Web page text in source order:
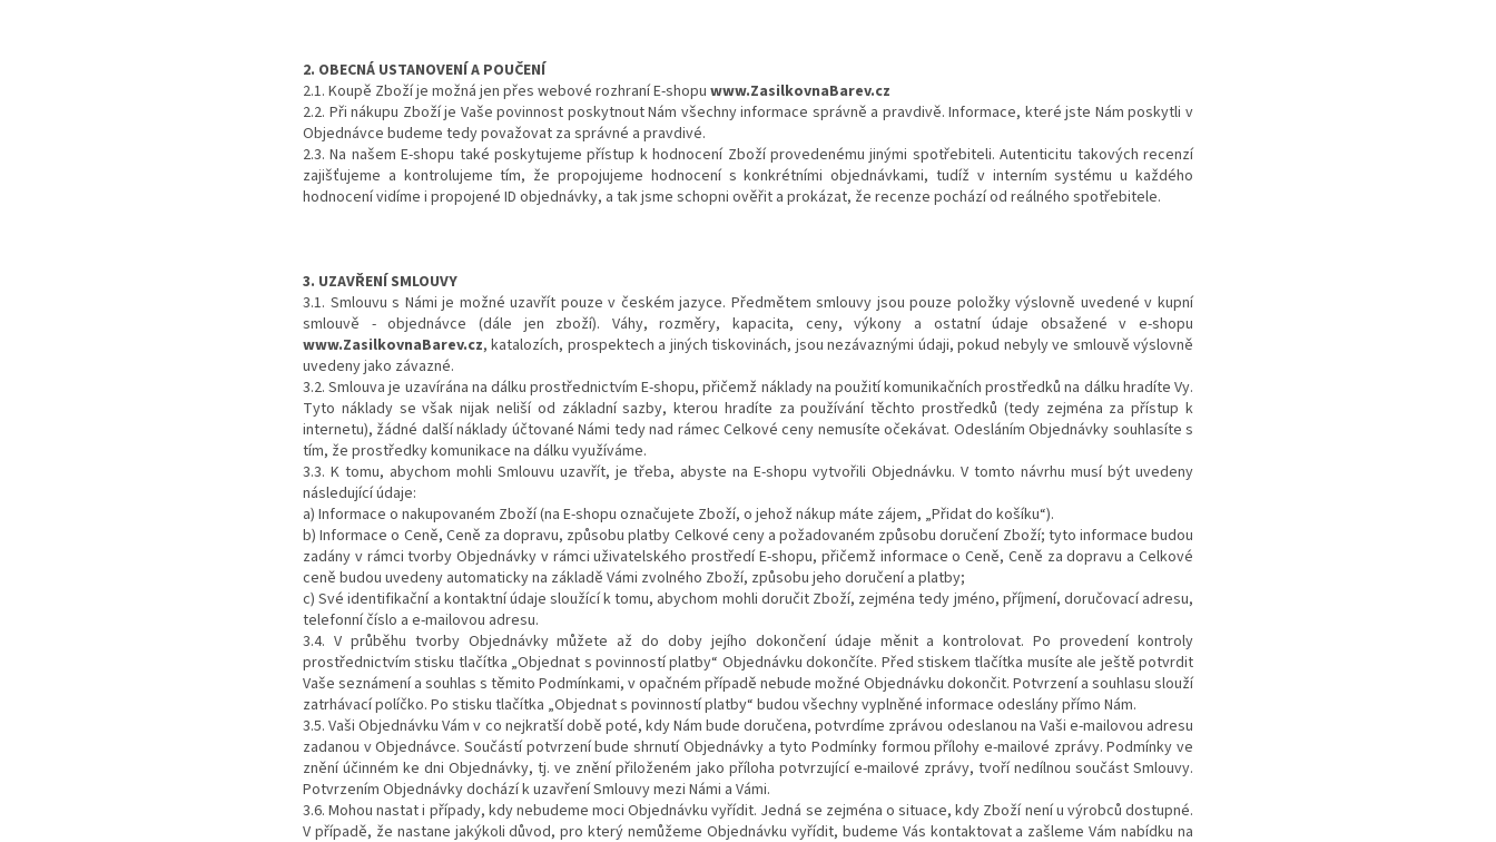
2. OBECNÁ USTANOVENÍ A POUČENÍ
2.1. Koupě Zboží je možná jen přes webové rozhraní E-shopu www.ZasilkovnaBarev.cz
2.2. Při nákupu Zboží je Vaše povinnost poskytnout Nám všechny informace správně a pravdivě. Informace, které jste Nám poskytli v
Objednávce budeme tedy považovat za správné a pravdivé.
2.3. Na našem E-shopu také poskytujeme přístup k hodnocení Zboží provedenému jinými spotřebiteli. Autenticitu takových recenzí
zajišťujeme a kontrolujeme tím, že propojujeme hodnocení s konkrétními objednávkami, tudíž v interním systému u každého
hodnocení vidíme i propojené ID objednávky, a tak jsme schopni ověřit a prokázat, že recenze pochází od reálného spotřebitele.
3. UZAVŘENÍ SMLOUVY
3.1. Smlouvu s Námi je možné uzavřít pouze v českém jazyce. Předmětem smlouvy jsou pouze položky výslovně uvedené v kupní
smlouvě - objednávce (dále jen zboží). Váhy, rozměry, kapacita, ceny, výkony a ostatní údaje obsažené v e-shopu
www.ZasilkovnaBarev.cz, katalozích, prospektech a jiných tiskovinách, jsou nezávaznými údaji, pokud nebyly ve smlouvě výslovně
uvedeny jako závazné.
3.2. Smlouva je uzavírána na dálku prostřednictvím E-shopu, přičemž náklady na použití komunikačních prostředků na dálku hradíte Vy.
Tyto náklady se však nijak neliší od základní sazby, kterou hradíte za používání těchto prostředků (tedy zejména za přístup k
internetu), žádné další náklady účtované Námi tedy nad rámec Celkové ceny nemusíte očekávat. Odesláním Objednávky souhlasíte s
tím, že prostředky komunikace na dálku využíváme.
3.3. K tomu, abychom mohli Smlouvu uzavřít, je třeba, abyste na E-shopu vytvořili Objednávku. V tomto návrhu musí být uvedeny
následující údaje:
a) Informace o nakupovaném Zboží (na E-shopu označujete Zboží, o jehož nákup máte zájem, „Přidat do košíku“).
b) Informace o Ceně, Ceně za dopravu, způsobu platby Celkové ceny a požadovaném způsobu doručení Zboží; tyto informace budou
zadány v rámci tvorby Objednávky v rámci uživatelského prostředí E-shopu, přičemž informace o Ceně, Ceně za dopravu a Celkové
ceně budou uvedeny automaticky na základě Vámi zvolného Zboží, způsobu jeho doručení a platby;
c) Své identifikační a kontaktní údaje sloužící k tomu, abychom mohli doručit Zboží, zejména tedy jméno, příjmení, doručovací adresu,
telefonní číslo a e-mailovou adresu.
3.4. V průběhu tvorby Objednávky můžete až do doby jejího dokončení údaje měnit a kontrolovat. Po provedení kontroly
prostřednictvím stisku tlačítka „Objednat s povinností platby“ Objednávku dokončíte. Před stiskem tlačítka musíte ale ještě potvrdit
Vaše seznámení a souhlas s těmito Podmínkami, v opačném případě nebude možné Objednávku dokončit. Potvrzení a souhlasu slouží
zatrhávací políčko. Po stisku tlačítka „Objednat s povinností platby“ budou všechny vyplněné informace odeslány přímo Nám.
3.5. Vaši Objednávku Vám v co nejkratší době poté, kdy Nám bude doručena, potvrdíme zprávou odeslanou na Vaši e-mailovou adresu
zadanou v Objednávce. Součástí potvrzení bude shrnutí Objednávky a tyto Podmínky formou přílohy e-mailové zprávy. Podmínky ve
znění účinném ke dni Objednávky, tj. ve znění přiloženém jako příloha potvrzující e-mailové zprávy, tvoří nedílnou součást Smlouvy.
Potvrzením Objednávky dochází k uzavření Smlouvy mezi Námi a Vámi.
3.6. Mohou nastat i případy, kdy nebudeme moci Objednávku vyřídit. Jedná se zejména o situace, kdy Zboží není u výrobců dostupné.
V případě, že nastane jakýkoli důvod, pro který nemůžeme Objednávku vyřídit, budeme Vás kontaktovat a zašleme Vám nabídku na